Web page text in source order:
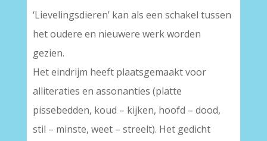
‘Lievelingsdieren’ kan als een schakel tussen
het oudere en nieuwere werk worden
gezien.
Het eindrijm heeft plaatsgemaakt voor
alliteraties en assonanties (platte
pissebedden, koud – kijken, hoofd – dood,
stil – minste, weet – streelt). Het gedicht